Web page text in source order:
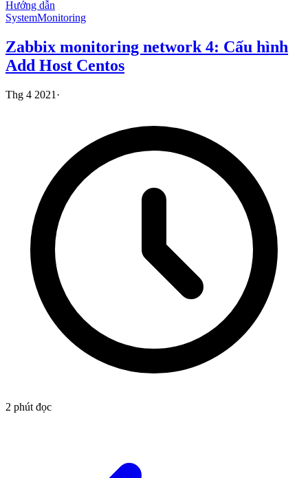
Hướng dẫn
SystemMonitoring
Zabbix monitoring network 4: Cấu hình
Add Host Centos
Thg 4 2021 ·
2 phút đọc